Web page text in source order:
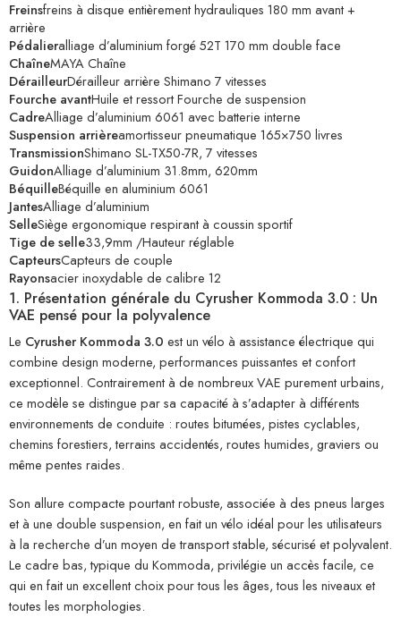
Freinsfreins à disque entièrement hydrauliques 180 mm avant +
arrière
Pédalieralliage d’aluminium forgé 52T 170 mm double face
ChaîneMAYA Chaîne
DérailleurDérailleur arrière Shimano 7 vitesses
Fourche avantHuile et ressort Fourche de suspension
CadreAlliage d’aluminium 6061 avec batterie interne
Suspension arrièreamortisseur pneumatique 165×750 livres
TransmissionShimano SL-TX50-7R, 7 vitesses
GuidonAlliage d’aluminium 31.8mm, 620mm
BéquilleBéquille en aluminium 6061
JantesAlliage d’aluminium
SelleSiège ergonomique respirant à coussin sportif
Tige de selle33,9mm /Hauteur réglable
CapteursCapteurs de couple
Rayonsacier inoxydable de calibre 12
1. Présentation générale du Cyrusher Kommoda 3.0 : Un
VAE pensé pour la polyvalence
Le Cyrusher Kommoda 3.0 est un vélo à assistance électrique qui
combine design moderne, performances puissantes et confort
exceptionnel. Contrairement à de nombreux VAE purement urbains,
ce modèle se distingue par sa capacité à s’adapter à différents
environnements de conduite : routes bitumées, pistes cyclables,
chemins forestiers, terrains accidentés, routes humides, graviers ou
même pentes raides.
Son allure compacte pourtant robuste, associée à des pneus larges
et à une double suspension, en fait un vélo idéal pour les utilisateurs
à la recherche d’un moyen de transport stable, sécurisé et polyvalent.
Le cadre bas, typique du Kommoda, privilégie un accès facile, ce
qui en fait un excellent choix pour tous les âges, tous les niveaux et
toutes les morphologies.